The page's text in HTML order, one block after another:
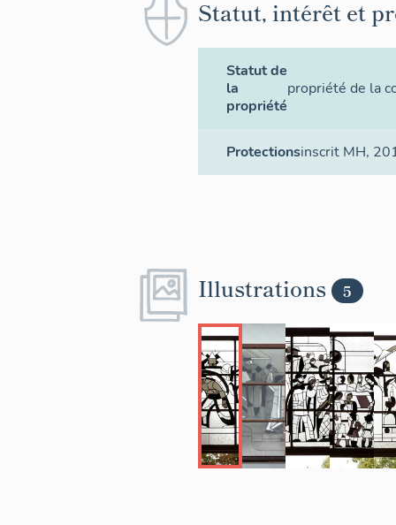
Statut, intérêt et
Statut de
la
propriété
propriété de la
Protectionsinscrit MH,
Illustrations 5